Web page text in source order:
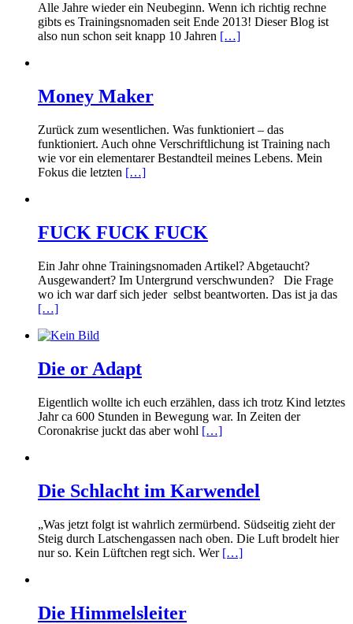
Alle Jahre wieder ein Neubeginn. Wenn ich richtig rechne
gibts es Trainingsnomaden seit Ende 2013! Dieser Blog ist
also nun schon seit knapp 10 Jahren […]
Money Maker
Zurück zum wesentlichen. Was funktioniert – das
funktioniert. Auch ohne Verschriftlichung ist Training nach
wie vor ein elementarer Bestandteil meines Lebens. Mein
Fokus die letzten […]
FUCK FUCK FUCK
Ein Jahr ohne Trainingsnomaden Artikel? Abgetaucht?
Ausgewandert? Im Untergrund verschwunden? Die Frage
wo ich war darf sich jeder selbst beantworten. Das ist ja das
[…]
Die or Adapt
Eigentlich wollte ich euch erzählen, dass ich trotz Kind letztes
Jahr ca 600 Stunden in Bewegung war. In Zeiten der
Coronakrise juckt das aber wohl […]
Die Schlacht im Karwendel
„Was jetzt folgt ist wahrlich zermürbend. Südseitig zieht der
Steig durch Latschengassen nach oben. Die Luft brodelt hier
nur so. Kein Lüftchen regt sich. Wer […]
Die Himmelsleiter